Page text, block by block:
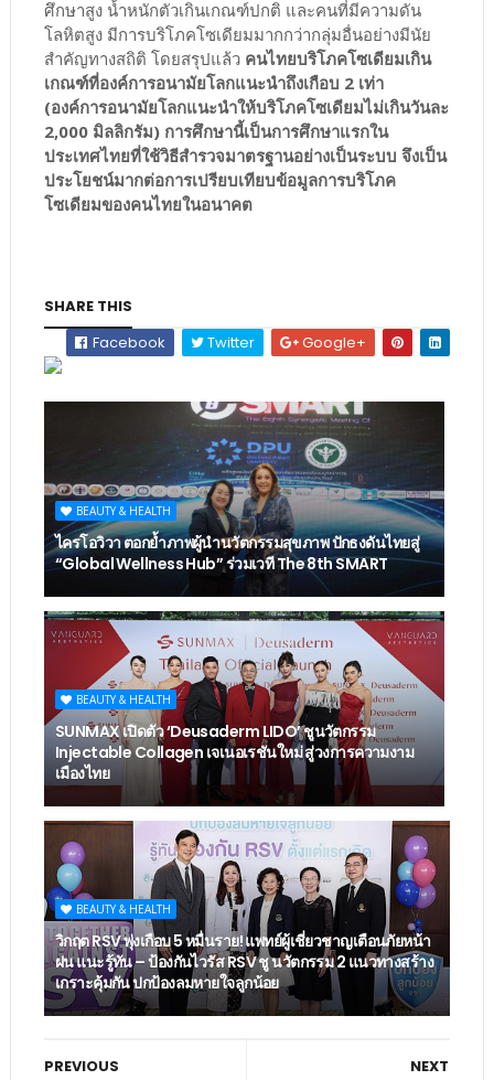
ศึกษาสูง น้ำหนักตัวเกินเกณฑ์ปกติ และคนที่มีความดัน
โลหิตสูง มีการบริโภคโซเดียมมากกว่ากลุ่มอื่นอย่างมีนัย
สำคัญทางสถิติ โดยสรุปแล้ว คนไทยบริโภคโซเดียมเกิน
เกณฑ์ที่องค์การอนามัยโลกแนะนำถึงเกือบ 2 เท่า
(องค์การอนามัยโลกแนะนำให้บริโภคโซเดียมไม่เกินวันละ
2,000 มิลลิกรัม) การศึกษานี้เป็นการศึกษาแรกใน
ประเทศไทยที่ใช้วิธีสำรวจมาตรฐานอย่างเป็นระบบ จึงเป็น
ประโยชน์มากต่อการเปรียบเทียบข้อมูลการบริโภค
โซเดียมของคนไทยในอนาคต
SHARE THIS
Facebook
Twitter Google+
BEAUTY & HEALTH
ไครโอวิวา ตอกย้ำภาพผู้นำนวัตกรรมสุขภาพ ปักธงดันไทยสู่
“Global Wellness Hub” ร่วมเวที The 8th SMART
BEAUTY & HEALTH
SUNMAX เปิดตัว ‘Deusaderm LIDO’ ชูนวัตกรรม
Injectable Collagen เจเนอเรชันใหม่ สู่วงการความงาม
เมืองไทย
BEAUTY & HEALTH
วิกฤต RSV พุ่งเกือบ 5 หมื่นราย! แพทย์ผู้เชี่ยวชาญเตือนภัยหน้า
ฝน แนะรู้ทัน – ป้องกันไวรัส RSV ชู นวัตกรรม 2 แนวทางสร้าง
เกราะคุ้มกัน ปกป้องลมหายใจลูกน้อย
NEXT
PREVIOUS